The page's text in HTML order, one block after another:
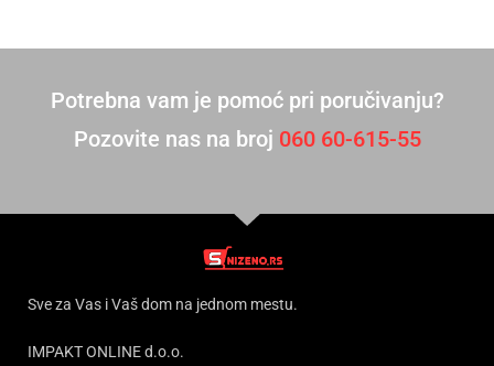
Potrebna vam je pomoć pri poručivanju?
Pozovite nas na broj 060 60-615-55
Sve za Vas i Vaš dom na jednom mestu.
IMPAKT ONLINE d.o.o.